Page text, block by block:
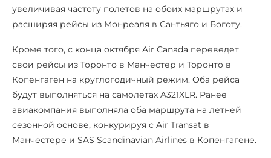
увеличивая частоту полетов на обоих маршрутах и
расширяя рейсы из Монреаля в Сантьяго и Боготу.
Кроме того, с конца октября Air Canada переведет
свои рейсы из Торонто в Манчестер и Торонто в
Копенгаген на круглогодичный режим. Оба рейса
будут выполняться на самолетах A321XLR. Ранее
авиакомпания выполняла оба маршрута на летней
сезонной основе, конкурируя с Air Transat в
Манчестере и SAS Scandinavian Airlines в Копенгагене.